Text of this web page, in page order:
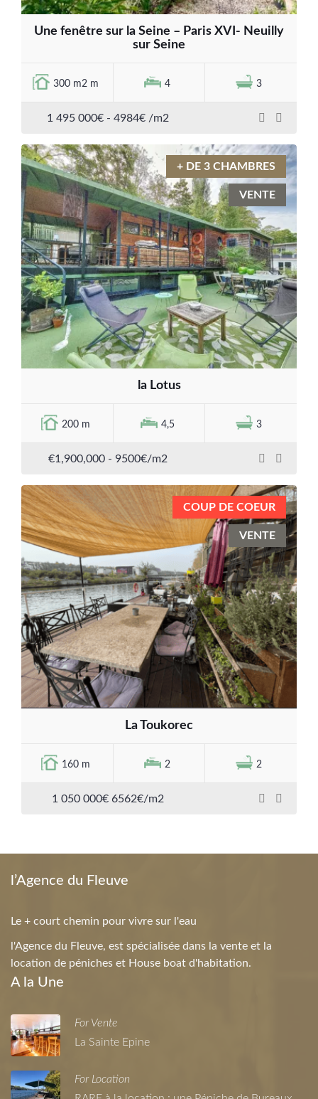
Une fenêtre sur la Seine – Paris XVI- Neuilly
sur Seine
300 m2 m 4 3
1 495 000€ - 4984€ /m2
+ DE 3 CHAMBRES
VENTE
la Lotus
200 m 4,5 3
€1,900,000 - 9500€/m2
COUP DE COEUR
VENTE
La Toukorec
160 m 2 2
1 050 000€ 6562€/m2
l’Agence du Fleuve
Le + court chemin pour vivre sur l'eau
l'Agence du Fleuve, est spécialisée dans la vente et la
location de péniches et House boat d'habitation.
A la Une
For Vente
La Sainte Epine
For Location